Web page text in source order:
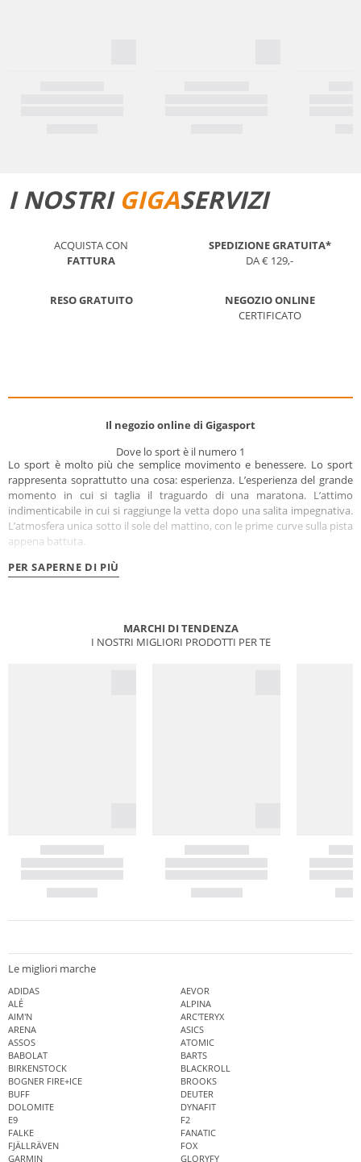
I NOSTRI GIGASERVIZI
ACQUISTA CON
FATTURA
SPEDIZIONE GRATUITA*
DA € 129,-
RESO GRATUITO
NEGOZIO ONLINE
CERTIFICATO
Il negozio online di Gigasport
Dove lo sport è il numero 1
Lo sport è molto più che semplice movimento e benessere. Lo sport
rappresenta soprattutto una cosa: esperienza. L’esperienza del grande
momento in cui si taglia il traguardo di una maratona. L’attimo
indimenticabile in cui si raggiunge la vetta dopo una salita impegnativa.
L’atmosfera unica sotto il sole del mattino, con le prime curve sulla pista
appena battuta.
PER SAPERNE DI PIÙ
MARCHI DI TENDENZA
I NOSTRI MIGLIORI PRODOTTI PER TE
Le migliori marche
ADIDAS
AEVOR
ALÉ
ALPINA
AIM'N
ARC'TERYX
ARENA
ASICS
ASSOS
ATOMIC
BABOLAT
BARTS
BIRKENSTOCK
BLACKROLL
BOGNER FIRE+ICE
BROOKS
BUFF
DEUTER
DOLOMITE
DYNAFIT
E9
F2
FALKE
FANATIC
FJÄLLRÄVEN
FOX
GARMIN
GLORYFY